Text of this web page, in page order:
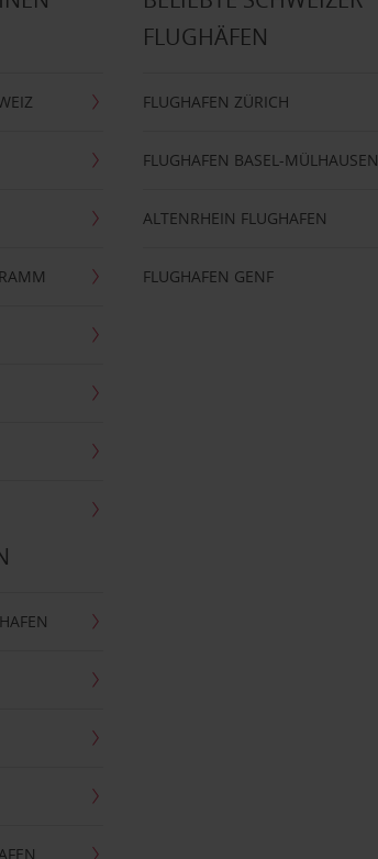
FLUGHÄFEN
FLUGHAFEN ZÜRICH
FLUGHAFEN BASEL-MÜLHAUSEN
ALTENRHEIN FLUGHAFEN
FLUGHAFEN GENF